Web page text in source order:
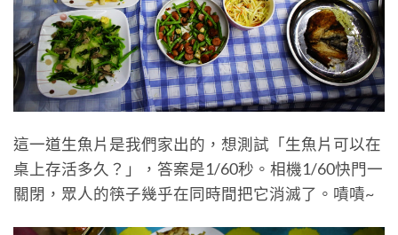
這一道生魚片是我們家出的，想測試「生魚片可以在
桌上存活多久？」，答案是1/60秒。相機1/60快門一
關閉，眾人的筷子幾乎在同時間把它消滅了。嘖嘖~